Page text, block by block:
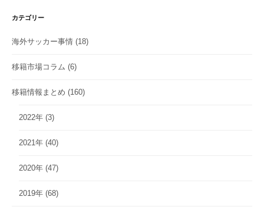
カテゴリー
海外サッカー事情 (18)
移籍市場コラム (6)
移籍情報まとめ (160)
2022年 (3)
2021年 (40)
2020年 (47)
2019年 (68)